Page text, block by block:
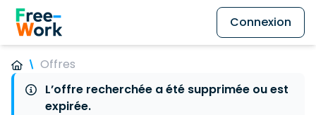
Connexion
Offres
L’offre recherchée a été supprimée ou est
expirée.